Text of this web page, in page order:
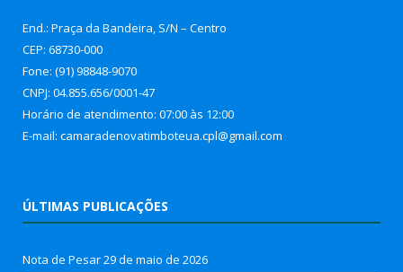
End.: Praça da Bandeira, S/N – Centro
CEP: 68730-000
Fone: (91) 98848-9070
CNPJ: 04.855.656/0001-47
Horário de atendimento: 07:00 às 12:00
E-mail: camaradenovatimboteua.cpl@gmail.com
ÚLTIMAS PUBLICAÇÕES
Nota de Pesar29 de maio de 2026